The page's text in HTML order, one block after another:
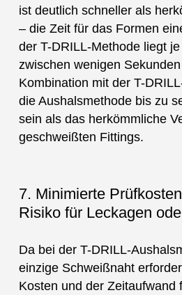
ist deutlich schneller als
– die Zeit für das Formen
der T-DRILL-Methode liegt
zwischen wenigen
Kombination mit der T-
die Aushalsmethode bis zu
sein als das herkömmliche
geschweißten Fittings.
7. Minimierte
Risiko für Leckagen
Da bei der T-DRILL-
einzige Schweißnaht
Kosten und der Zeitaufwand